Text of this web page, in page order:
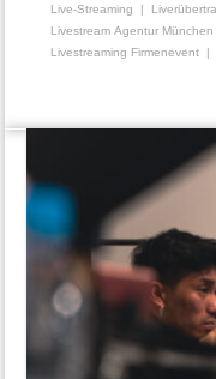
Live-Streaming
Livestream Agentur München
Livestreaming Firmenevent